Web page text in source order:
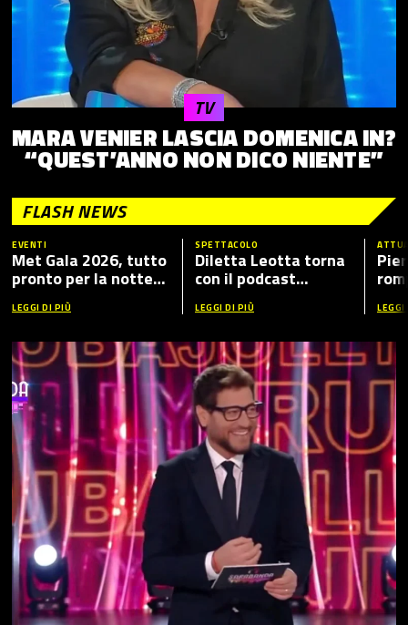
MARA VENIER LASCIA DOMENICA IN?
“QUEST’ANNO NON DICO NIENTE”
TV
FLASH NEWS
EVENTI
Met Gala 2026, tutto
pronto per la notte
più fashion dell’anno:
tema, ospiti e dove
LEGGI DI PIÙ
SPETTACOLO
Diletta Leotta torna
con il podcast
“Mamma Dilettante
5”, ecco i nuovi ospiti
LEGGI DI PIÙ